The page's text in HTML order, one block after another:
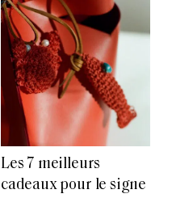
Les 7 meilleurs
cadeaux pour le signe